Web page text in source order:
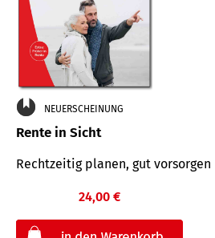
NEUERSCHEINUNG
Rente in Sicht
Rechtzeitig planen, gut vorsorgen
24,00 €